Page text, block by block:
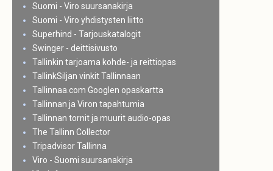
Suomi - Viro suursanakirja
Suomi - Viro yhdistysten liitto
Superhind - Tarjouskatalogit
Swinger - deittisivusto
Tallinkin tarjoama kohde- ja reittiopas
TallinkSiljan vinkit Tallinnaan
Tallinnaa.com Googlen opaskartta
Tallinnan ja Viron tapahtumia
Tallinnan tornit ja muurit audio-opas
The Tallinn Collector
Tripadvisor Tallinna
Viro - Suomi suursanakirja